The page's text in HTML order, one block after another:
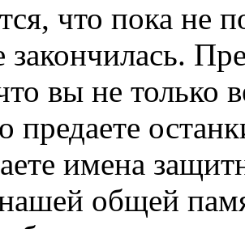
что пока не
закончилась.
вы не только
предаете
имена
общей